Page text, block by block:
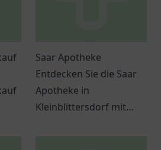
Saar Apotheke
Entdecken Sie die Saar
Apotheke in
Kleinblittersdorf mit